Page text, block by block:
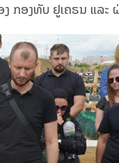
ງ ກອງທັບ ຢູເຄຣນ ແລ